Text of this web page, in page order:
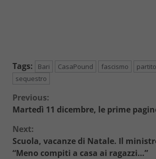
Tags: Bari CasaPound fascismo
sequestro
Continue
Previous:
Martedì 11 dicembre, le prime
Next:
Scuola, vacanze di Natale. Il
“Meno compiti a casa ai ragazzi…”